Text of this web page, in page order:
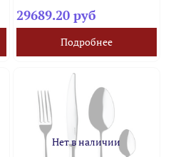
29689.20 руб
Подробнее
Нет в наличии